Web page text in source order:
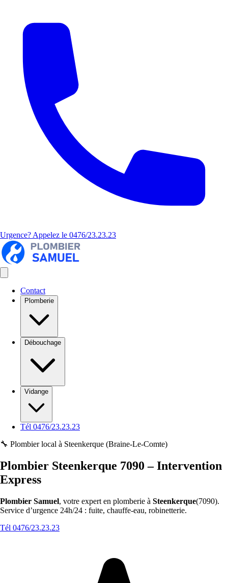
Urgence? Appelez le 0476/23.23.23
Contact
Plomberie
Débouchage
Vidange
Tél 0476/23.23.23
🔧 Plombier local à Steenkerque (Braine-Le-Comte)
Plombier Steenkerque 7090 – Intervention
Express
Plombier Samuel, votre expert en plomberie à Steenkerque(7090).
Service d’urgence 24h/24 : fuite, chauffe-eau, robinetterie.
Tél 0476/23.23.23